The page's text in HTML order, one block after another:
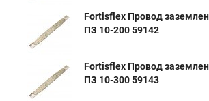
Fortisflex Провод
ПЗ 10-200 59142
Fortisflex Провод
ПЗ 10-300 59143